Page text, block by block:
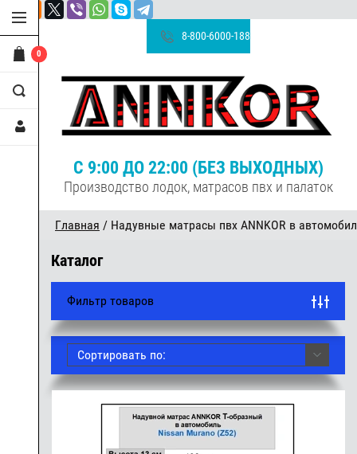
0
8-800-6000-188
С 9:00 ДО 22:00 (БЕЗ ВЫХОДНЫХ)
Производство лодок, матрасов пвх и палаток
Главная / Надувные матрасы пвх ANNKOR в
Каталог
Фильтр товаров
Сортировать по: